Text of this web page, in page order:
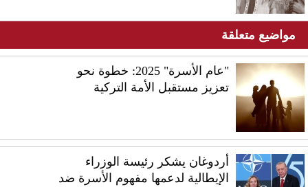
مواضيع متعلقة
"عام الأسرة" 2025: خطوة نحو
تعزيز مستقبل الأمة التركية
أردوغان يشكر رئيسة الوزراء
الإيطالية لدعمها مفهوم الأسرة ضد